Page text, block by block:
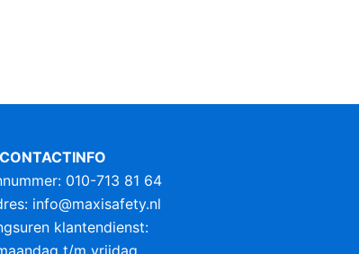
CONTACTINFO
010-713 81 64
info@maxisafety.nl
klantendienst:
t/m vrijdag